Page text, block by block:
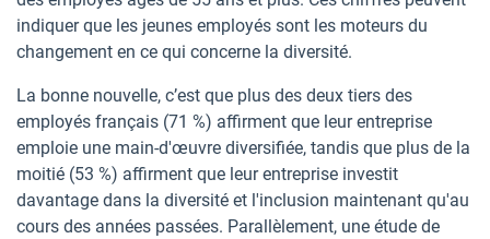
indiquer que les jeunes employés sont les moteurs du
changement en ce qui concerne la diversité.
La bonne nouvelle, c’est que plus des deux tiers des
employés français (71 %) affirment que leur entreprise
emploie une main-d'œuvre diversifiée, tandis que plus de la
moitié (53 %) affirment que leur entreprise investit
davantage dans la diversité et l'inclusion maintenant qu'au
cours des années passées. Parallèlement, une étude de